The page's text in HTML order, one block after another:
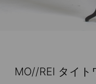
MO//REI タイ